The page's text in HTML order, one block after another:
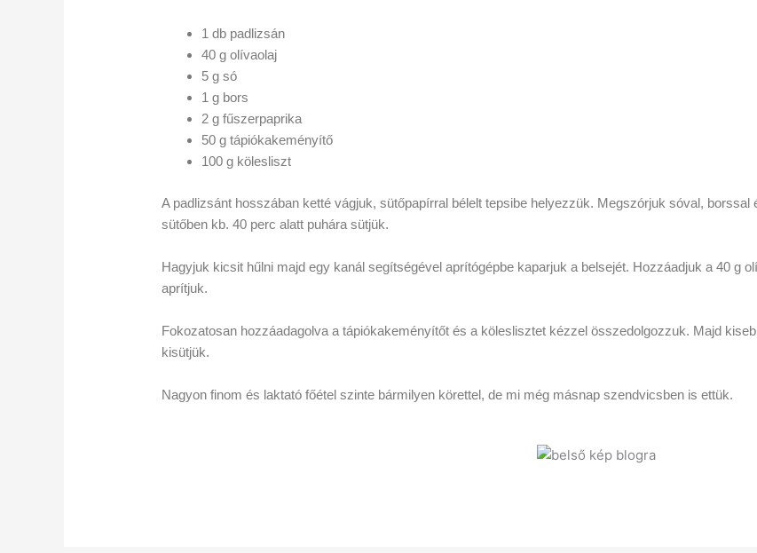
1 db padlizsán
40 g olívaolaj
5 g só
1 g bors
2 g fűszerpaprika
50 g tápiókakeményítő
100 g kölesliszt
A padlizsánt hosszában ketté vágjuk, sütőpapírral bélelt tepsibe helyezzük. Megszórjuk sóval,
sütőben kb. 40 perc alatt puhára sütjük.
Hagyjuk kicsit hűlni majd egy kanál segítségével aprítógépbe kaparjuk a belsejét. Hozzáadjuk a 40 g
aprítjuk.
Fokozatosan hozzáadagolva a tápiókakeményítőt és a köleslisztet kézzel összedolgozzuk. Majd
kisütjük.
Nagyon finom és laktató főétel szinte bármilyen körettel, de mi még másnap szendvicsben is ettük.